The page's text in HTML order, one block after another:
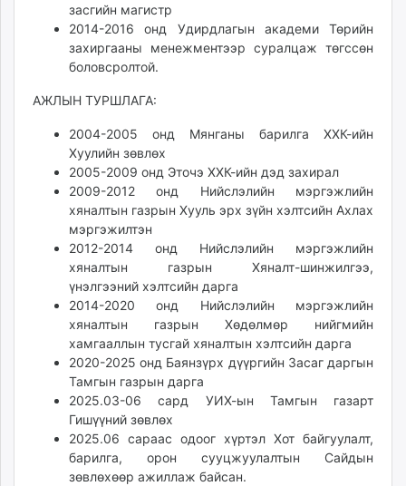
paparazzi.mn
unread.today
засгийн магистр
2014-2016 онд Удирдлагын академи Төрийн
захиргааны менежментээр суралцаж төгссөн
боловсролтой.
АЖЛЫН ТУРШЛАГА:
2004-2005 онд Мянганы барилга ХХК-ийн
Хуулийн зөвлөх
2005-2009 онд Эточэ ХХК-ийн дэд захирал
2009-2012 онд Нийслэлийн мэргэжлийн
хяналтын газрын Хууль эрх зүйн хэлтсийн Ахлах
мэргэжилтэн
2012-2014 онд Нийслэлийн мэргэжлийн
хяналтын газрын Хяналт-шинжилгээ,
үнэлгээний хэлтсийн дарга
2014-2020 онд Нийслэлийн мэргэжлийн
хяналтын газрын Хөдөлмөр нийгмийн
хамгааллын тусгай хяналтын хэлтсийн дарга
2020-2025 онд Баянзүрх дүүргийн Засаг даргын
Тамгын газрын дарга
2025.03-06 сард УИХ-ын Тамгын газарт
Гишүүний зөвлөх
2025.06 сараас одоог хүртэл Хот байгуулалт,
барилга, орон сууцжуулалтын Сайдын
зөвлөхөөр ажиллаж байсан.